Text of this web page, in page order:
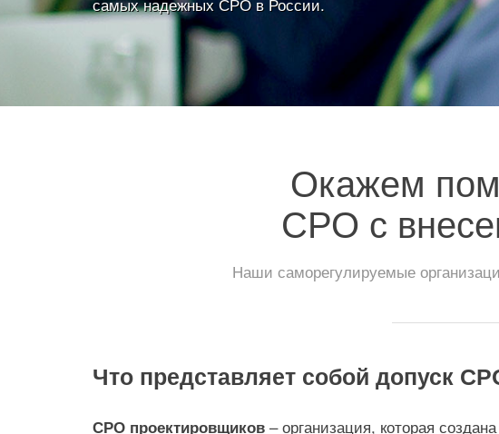
Окажем
СРО с
Наши саморегулируемые
Что представляет собой допуск
СРО проектировщиков – организация, которая